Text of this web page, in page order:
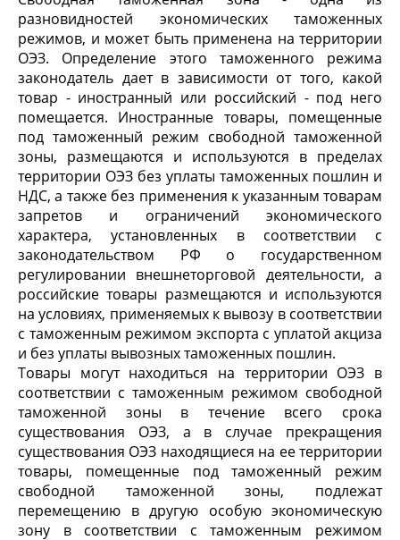
разновидностей экономических таможенных
режимов, и может быть применена на территории
ОЭЗ. Определение этого таможенного режима
законодатель дает в зависимости от того, какой
товар - иностранный или российский - под него
помещается. Иностранные товары, помещенные
под таможенный режим свободной таможенной
зоны, размещаются и используются в пределах
территории ОЭЗ без уплаты таможенных пошлин и
НДС, а также без применения к указанным товарам
запретов и ограничений экономического
характера, установленных в соответствии с
законодательством РФ о государственном
регулировании внешнеторговой деятельности, а
российские товары размещаются и используются
на условиях, применяемых к вывозу в соответствии
с таможенным режимом экспорта с уплатой акциза
и без уплаты вывозных таможенных пошлин.
Товары могут находиться на территории ОЭЗ в
соответствии с таможенным режимом свободной
таможенной зоны в течение всего срока
существования ОЭЗ, а в случае прекращения
существования ОЭЗ находящиеся на ее территории
товары, помещенные под таможенный режим
свободной таможенной зоны, подлежат
перемещению в другую особую экономическую
зону в соответствии с таможенным режимом